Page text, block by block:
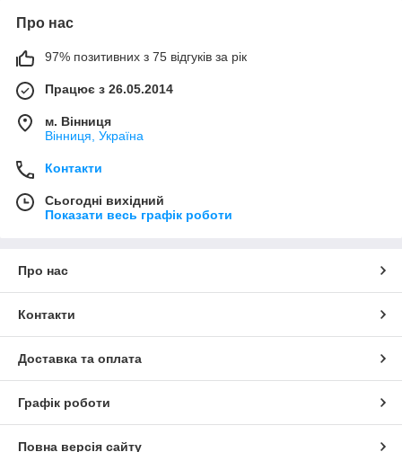
Про нас
97% позитивних з 75 відгуків за рік
Працює з 26.05.2014
м. Вінниця
Вінниця, Україна
Контакти
Сьогодні вихідний
Показати весь графік роботи
Про нас
Контакти
Доставка та оплата
Графік роботи
Повна версія сайту